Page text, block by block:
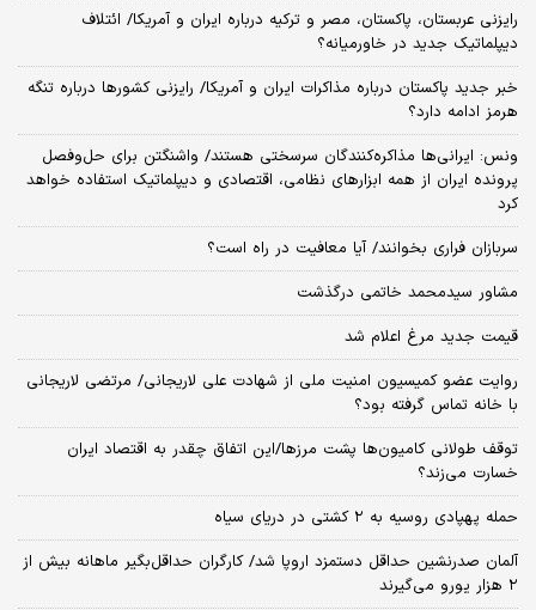
رایزنی عربستان، پاکستان، مصر و ترکیه درباره ایران و آمریکا/ ائتلاف
دیپلماتیک جدید در خاورمیانه؟
خبر جدید پاکستان درباره مذاکرات ایران و آمریکا/ رایزنی کشورها درباره تنگه
هرمز ادامه دارد؟
ونس: ایرانی‌ها مذاکره‌کنندگان سرسختی هستند/ واشنگتن برای حل‌وفصل
پرونده ایران از همه ابزارهای نظامی، اقتصادی و دیپلماتیک استفاده خواهد
کرد
سربازان فراری بخوانند/ آیا معافیت در راه است؟
مشاور سیدمحمد خاتمی درگذشت
قیمت جدید مرغ اعلام شد
روایت عضو کمیسیون امنیت ملی از شهادت علی لاریجانی/ مرتضی لاریجانی
با خانه تماس گرفته بود؟
توقف طولانی کامیون‌ها پشت مرزها/این اتفاق چقدر به اقتصاد ایران
خسارت می‌زند؟
حمله پهپادی روسیه به ۲ کشتی در دریای سیاه
آلمان صدرنشین حداقل دستمزد اروپا شد/ کارگران حداقل‌بگیر ماهانه بیش از
۲ هزار یورو می‌گیرند